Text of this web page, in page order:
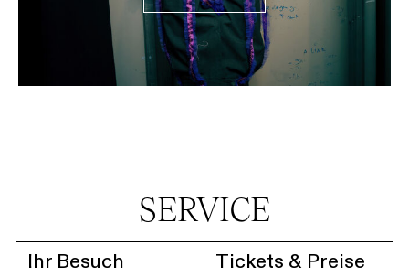
SERVICE
Ihr Besuch Tickets & Preise